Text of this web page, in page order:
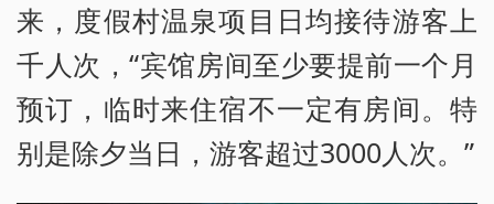
来，度假村温泉项目日均接待游客上
千人次，“宾馆房间至少要提前一个月
预订，临时来住宿不一定有房间。特
别是除夕当日，游客超过3000人次。”